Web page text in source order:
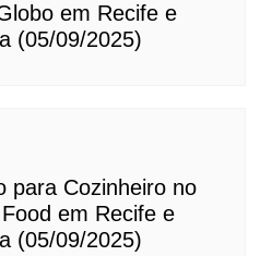
em Recife e
(05/09/2025)
para Cozinheiro no
em Recife e
(05/09/2025)